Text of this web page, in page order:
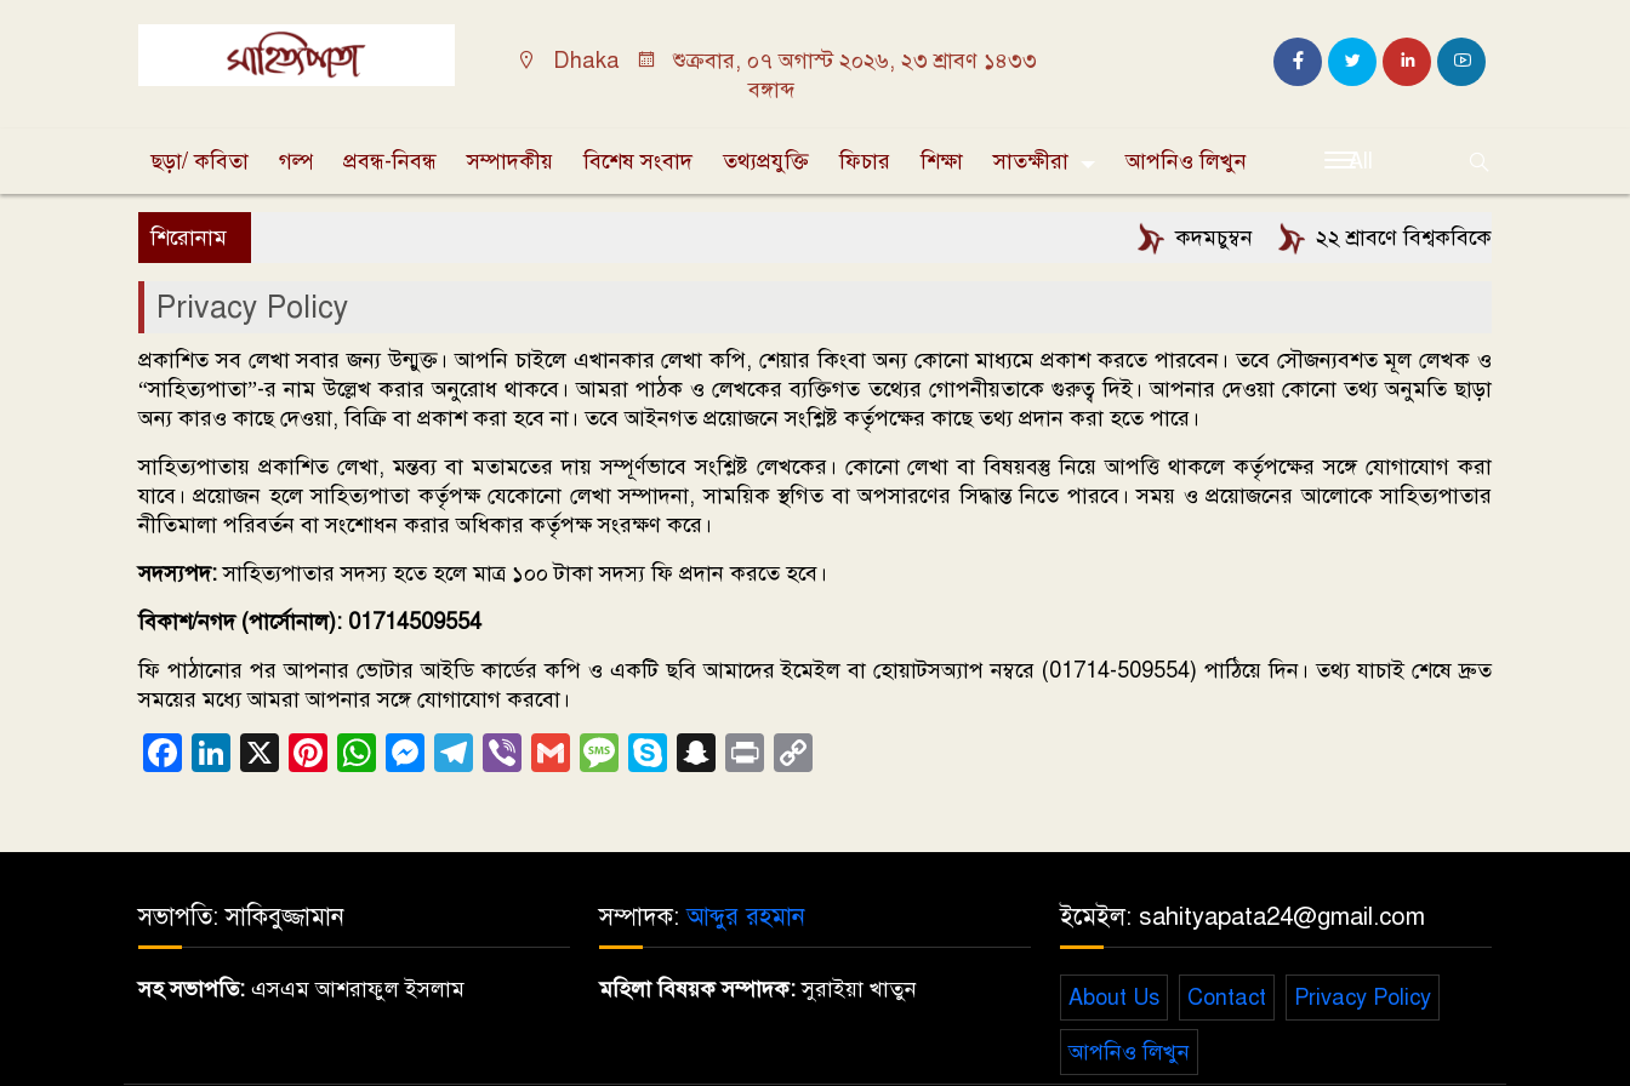
Dhaka
শুক্রবার, ০৭ অগাস্ট ২০২৬, ২৩ শ্রাবণ ১৪৩৩
বঙ্গাব্দ
ছড়া/ কবিতা গল্প প্রবন্ধ-নিবন্ধ সম্পাদকীয় বিশেষ সংবাদ তথ্যপ্রযুক্তি ফিচার শিক্ষা সাতক্ষীরা আপনিও লিখুন All
শিরোনাম কদমচুম্বন ২২ শ্রাবণে বিশ্বকবিকে স্মরণ:
Privacy Policy
প্রকাশিত সব লেখা সবার জন্য উন্মুক্ত। আপনি চাইলে এখানকার লেখা কপি, শেয়ার কিংবা অন্য কোনো মাধ্যমে প্রকাশ করতে পারবেন। তবে সৌজন্যবশত মূল লেখক ও
“সাহিত্যপাতা”-র নাম উল্লেখ করার অনুরোধ থাকবে। আমরা পাঠক ও লেখকের ব্যক্তিগত তথ্যের গোপনীয়তাকে গুরুত্ব দিই। আপনার দেওয়া কোনো তথ্য অনুমতি ছাড়া
অন্য কারও কাছে দেওয়া, বিক্রি বা প্রকাশ করা হবে না। তবে আইনগত প্রয়োজনে সংশ্লিষ্ট কর্তৃপক্ষের কাছে তথ্য প্রদান করা হতে পারে।
সাহিত্যপাতায় প্রকাশিত লেখা, মন্তব্য বা মতামতের দায় সম্পূর্ণভাবে সংশ্লিষ্ট লেখকের। কোনো লেখা বা বিষয়বস্তু নিয়ে আপত্তি থাকলে কর্তৃপক্ষের সঙ্গে যোগাযোগ করা
যাবে। প্রয়োজন হলে সাহিত্যপাতা কর্তৃপক্ষ যেকোনো লেখা সম্পাদনা, সাময়িক স্থগিত বা অপসারণের সিদ্ধান্ত নিতে পারবে। সময় ও প্রয়োজনের আলোকে সাহিত্যপাতার
নীতিমালা পরিবর্তন বা সংশোধন করার অধিকার কর্তৃপক্ষ সংরক্ষণ করে।
সদস্যপদ:সাহিত্যপাতার সদস্য হতে হলে মাত্র ১০০ টাকা সদস্য ফি প্রদান করতে হবে।
বিকাশ/নগদ (পার্সোনাল): 01714509554
ফি পাঠানোর পর আপনার ভোটার আইডি কার্ডের কপি ও একটি ছবি আমাদের ইমেইল বা হোয়াটসঅ্যাপ নম্বরে (01714-509554) পাঠিয়ে দিন। তথ্য যাচাই শেষে দ্রুত
সময়ের মধ্যে আমরা আপনার সঙ্গে যোগাযোগ করবো।
Facebook
LinkedIn
X Pinterest
WhatsApp
Messenger
Telegram
ViberGmailMessage
SkypeSnapchat
Print
সভাপতি: সাকিবুজ্জামান
সহ সভাপতি: এসএম আশরাফুল ইসলাম
সম্পাদক:আব্দুর রহমান
মহিলা বিষয়ক সম্পাদক:সুরাইয়া খাতুন
ইমেইল: sahityapata24@gmail.com
About Us Contact Privacy Policy
আপনিও লিখুন